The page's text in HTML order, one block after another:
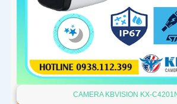
CAMERA KBVISION KX-